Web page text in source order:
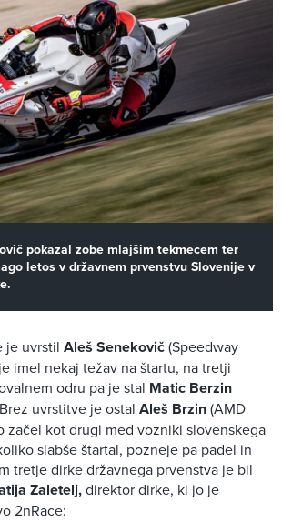
pokazal zobe mlajšim tekmecem ter
letos v državnem prvenstvu Slovenije v
je uvrstil Aleš Senekovič(Speedway
imel nekaj težav na štartu, na tretji
odru pa je stal Matic Berzin
uvrstitve je ostal Aleš Brzin(AMD
začel kot drugi med vozniki slovenskega
slabše štartal, pozneje pa padel in
tretje dirke državnega prvenstva je bil
Zaletelj,direktor dirke, ki jo je
2nRace: